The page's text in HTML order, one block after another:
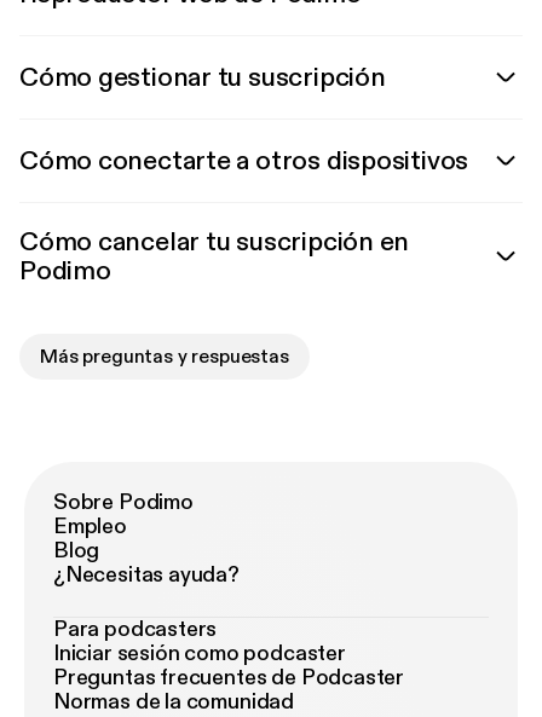
Cómo gestionar tu suscripción
Cómo conectarte a otros dispositivos
Cómo cancelar tu suscripción en
Podimo
Más preguntas y respuestas
Sobre Podimo
Empleo
Blog
¿Necesitas ayuda?
Para podcasters
Iniciar sesión como podcaster
Preguntas frecuentes de Podcaster
Normas de la comunidad